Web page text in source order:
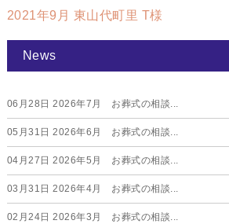
2021年9月 東山代町里 T様
News
06月28日 2026年7月 お葬式の相談...
05月31日 2026年6月 お葬式の相談...
04月27日 2026年5月 お葬式の相談...
03月31日 2026年4月 お葬式の相談...
02月24日 2026年3月 お葬式の相談...